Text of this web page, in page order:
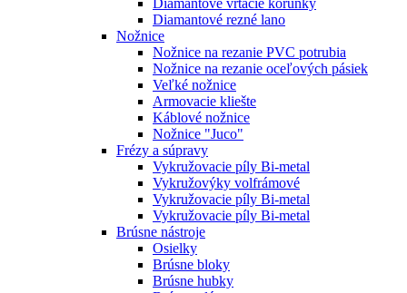
Diamantové rezné lano
Nožnice
Nožnice na rezanie PVC potrubia
Nožnice na rezanie oceľových pásiek
Veľké nožnice
Armovacie kliešte
Káblové nožnice
Nožnice "Juco"
Frézy a súpravy
Vykružovacie píly Bi-metal
Vykružovýky volfrámové
Vykružovacie píly Bi-metal
Vykružovacie píly Bi-metal
Brúsne nástroje
Osielky
Brúsne bloky
Brúsne hubky